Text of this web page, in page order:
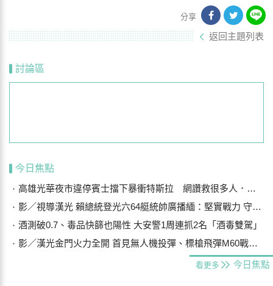
分享
返回主題列表
討論區
今日焦點
高雄光華夜市違停賓士擋下暴衝特斯拉 網讚救很多人．．車主曝光是他
影／視導漢光 賴總統登光六64艇統帥廣播緬：堅實戰力 守護主權
酒測破0.7、毒品快篩也陽性 大安警1周連抓2名「酒毒雙駕」
影／漢光金門火力全開 首見無人機投彈、標槍飛彈M60戰車阻敵
看更多 今日焦點